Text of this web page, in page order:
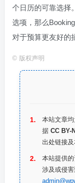
个日历的可靠选择
选项，那么
对于预算更友好的
© 版权声明
本站文章
据 CC BY-
出处链接及
本站提供
涉及或侵